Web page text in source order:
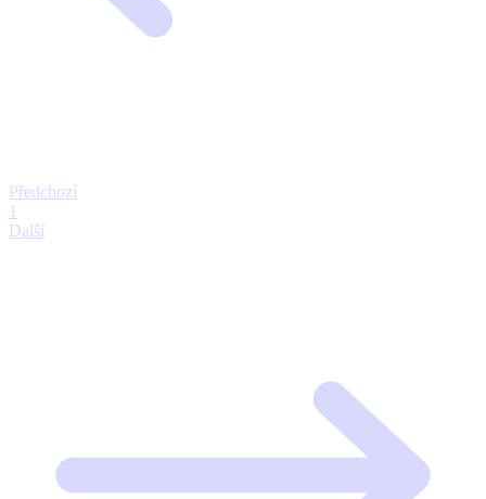
Předchozí
1
Další